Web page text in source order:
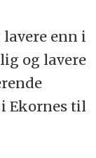
enn i
og lavere
Ekornes til